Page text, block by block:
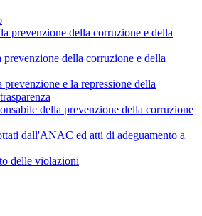
prevenzione della corruzione e della
prevenzione della corruzione e della
e la repressione della
della prevenzione della corruzione
dall'ANAC ed atti di adeguamento a
delle violazioni